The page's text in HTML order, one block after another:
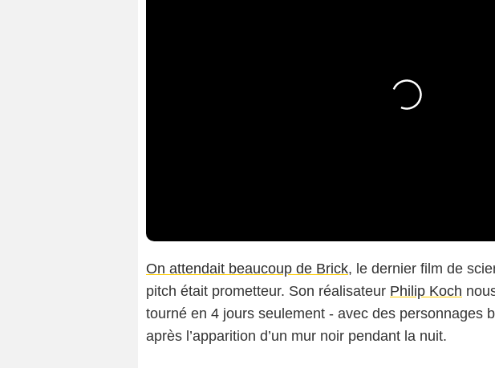
On attendait beaucoup de Brick, le dernier film de
pitch était prometteur. Son réalisateur Philip Koch
tourné en 4 jours seulement - avec des personnages
après l’apparition d’un mur noir pendant la nuit.